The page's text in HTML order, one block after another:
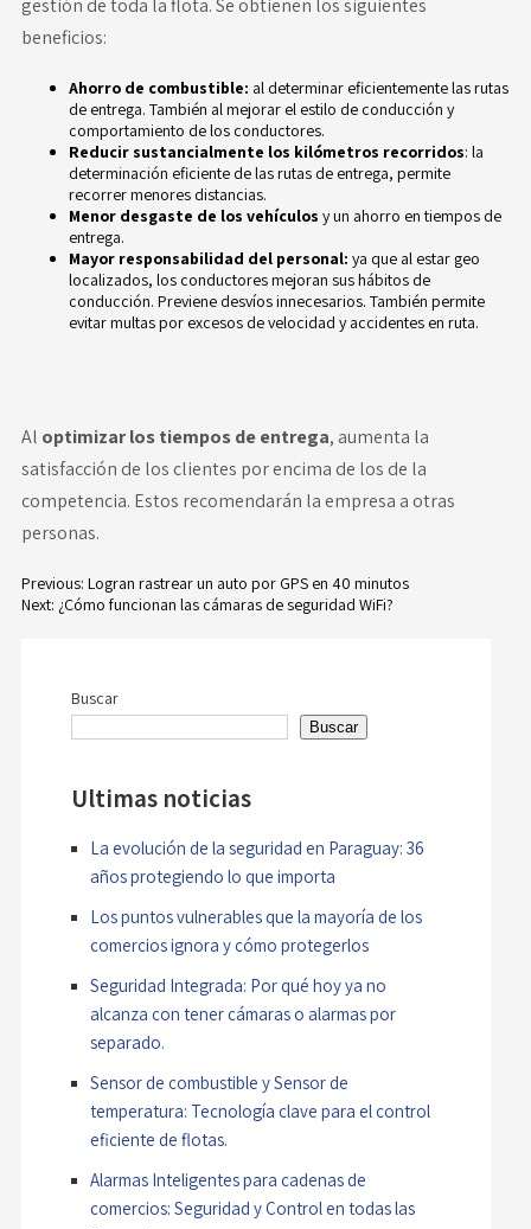
gestión de toda la flota. Se obtienen los siguientes
beneficios:
Ahorro de combustible: al determinar eficientemente las rutas
de entrega. También al mejorar el estilo de conducción y
comportamiento de los conductores.
Reducir sustancialmente los kilómetros recorridos: la
determinación eficiente de las rutas de entrega, permite
recorrer menores distancias.
Menor desgaste de los vehículos y un ahorro en tiempos de
entrega.
Mayor responsabilidad del personal: ya que al estar geo
localizados, los conductores mejoran sus hábitos de
conducción. Previene desvíos innecesarios. También permite
evitar multas por excesos de velocidad y accidentes en ruta.
Al optimizar los tiempos de entrega, aumenta la
satisfacción de los clientes por encima de los de la
competencia. Estos recomendarán la empresa a otras
personas.
entradas
Previous: Logran rastrear un auto por GPS en 40 minutos
Next: ¿Cómo funcionan las cámaras de seguridad WiFi?
Buscar
Buscar
Ultimas noticias
La evolución de la seguridad en Paraguay: 36
años protegiendo lo que importa
Los puntos vulnerables que la mayoría de los
comercios ignora y cómo protegerlos
Seguridad Integrada: Por qué hoy ya no
alcanza con tener cámaras o alarmas por
separado.
Sensor de combustible y Sensor de
temperatura: Tecnología clave para el control
eficiente de flotas.
Alarmas Inteligentes para cadenas de
comercios: Seguridad y Control en todas las